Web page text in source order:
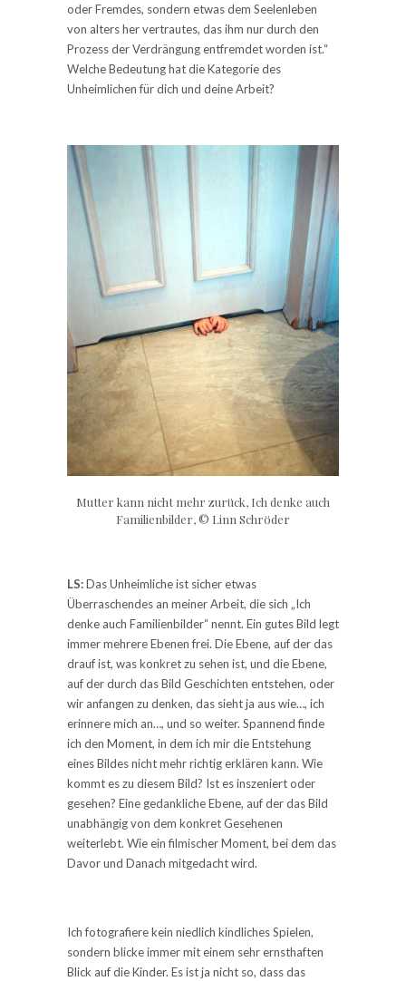
oder Fremdes, sondern etwas dem Seelenleben
von alters her vertrautes, das ihm nur durch den
Prozess der Verdrängung entfremdet worden ist.“
Welche Bedeutung hat die Kategorie des
Unheimlichen für dich und deine Arbeit?
Mutter kann nicht mehr zurück, Ich denke auch
Familienbilder, © Linn Schröder
LS:Das Unheimliche ist sicher etwas
Überraschendes an meiner Arbeit, die sich „Ich
denke auch Familienbilder“ nennt. Ein gutes Bild legt
immer mehrere Ebenen frei. Die Ebene, auf der das
drauf ist, was konkret zu sehen ist, und die Ebene,
auf der durch das Bild Geschichten entstehen, oder
wir anfangen zu denken, das sieht ja aus wie…, ich
erinnere mich an…, und so weiter. Spannend finde
ich den Moment, in dem ich mir die Entstehung
eines Bildes nicht mehr richtig erklären kann. Wie
kommt es zu diesem Bild? Ist es inszeniert oder
gesehen? Eine gedankliche Ebene, auf der das Bild
unabhängig von dem konkret Gesehenen
weiterlebt. Wie ein filmischer Moment, bei dem das
Davor und Danach mitgedacht wird.
Ich fotografiere kein niedlich kindliches Spielen,
sondern blicke immer mit einem sehr ernsthaften
Blick auf die Kinder. Es ist ja nicht so, dass das